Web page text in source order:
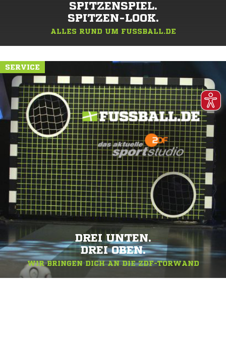
SPITZENSPIEL.
SPITZEN-LOOK.
ALLES RUND UM FUSSBALL.DE
SERVICE
DREI UNTEN.
DREI OBEN.
WIR BRINGEN DICH AN DIE ZDF-TORWAND